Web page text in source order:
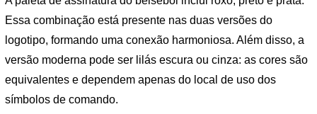
Essa combinação está presente nas duas versões do
logotipo, formando uma conexão harmoniosa. Além disso, a
versão moderna pode ser lilás escura ou cinza: as cores são
equivalentes e dependem apenas do local de uso dos
símbolos de comando.